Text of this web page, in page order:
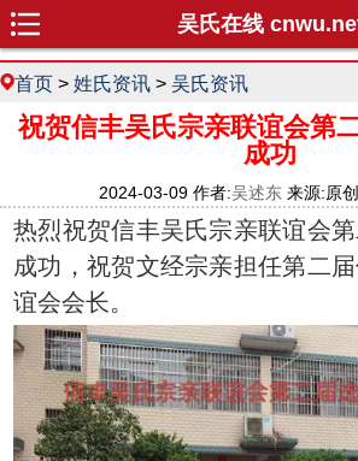
吴氏在线
首页 > 姓氏资讯 > 吴氏资讯
祝贺信丰吴氏宗亲联谊会第
成功
2024-03-09 作者:吴述东 来源:原
热烈祝贺信丰吴氏宗亲联谊会
成功，祝贺文经宗亲担任第二
谊会会长。